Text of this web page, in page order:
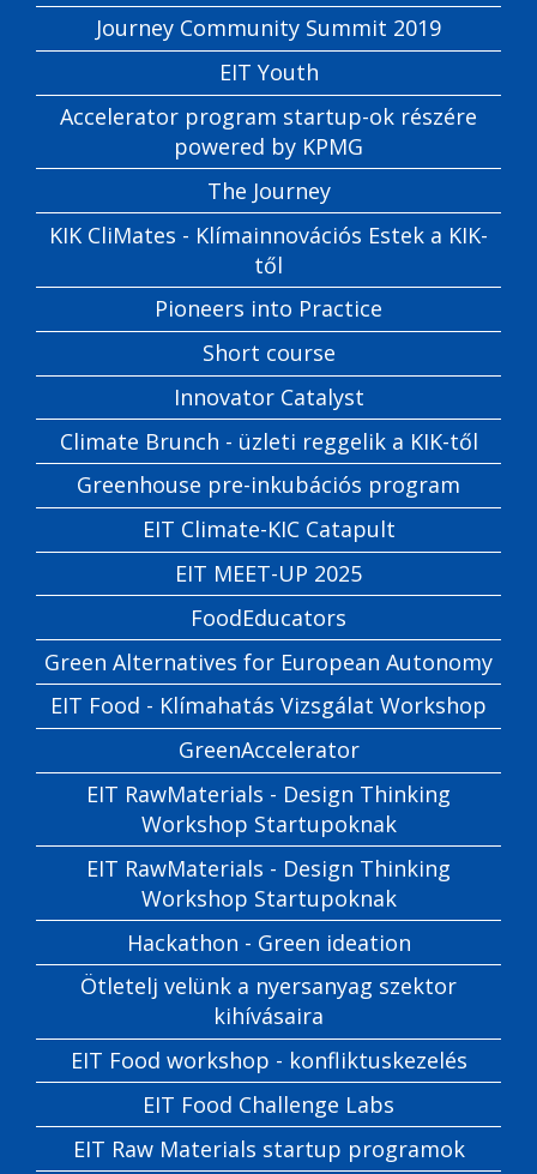
Journey Community Summit 2019
EIT Youth
Accelerator program startup-ok részére
powered by KPMG
The Journey
KIK CliMates - Klímainnovációs Estek a KIK-
től
Pioneers into Practice
Short course
Innovator Catalyst
Climate Brunch - üzleti reggelik a KIK-től
Greenhouse pre-inkubációs program
EIT Climate-KIC Catapult
EIT MEET-UP 2025
FoodEducators
Green Alternatives for European Autonomy
EIT Food - Klímahatás Vizsgálat Workshop
GreenAccelerator
EIT RawMaterials - Design Thinking
Workshop Startupoknak
EIT RawMaterials - Design Thinking
Workshop Startupoknak
Hackathon - Green ideation
Ötletelj velünk a nyersanyag szektor
kihívásaira
EIT Food workshop - konfliktuskezelés
EIT Food Challenge Labs
EIT Raw Materials startup programok